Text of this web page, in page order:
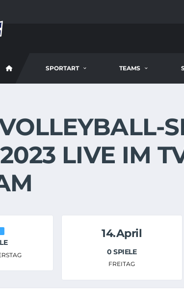
SPORTART TEAMS
LIVE IM
14.April
0 SPIELE
FREITAG